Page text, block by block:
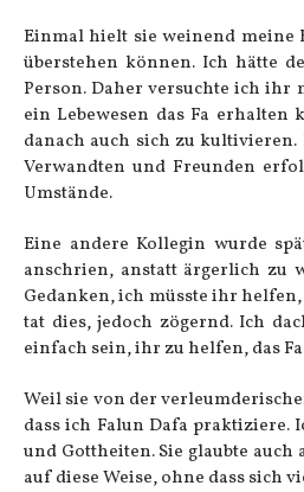
Einmal hielt sie weinend meine
überstehen können. Ich hätte
Person. Daher versuchte ich
ein Lebewesen das Fa
danach auch sich zu
Verwandten und Freunden
Umstände.
Eine andere Kollegin wurde
anschrien, anstatt ärgerlich zu
Gedanken, ich müsste ihr
tat dies, jedoch zögernd. Ich
einfach sein, ihr zu helfen, das
Weil sie von der
dass ich Falun Dafa praktiziere.
und Gottheiten. Sie glaubte
auf diese Weise, ohne dass sich